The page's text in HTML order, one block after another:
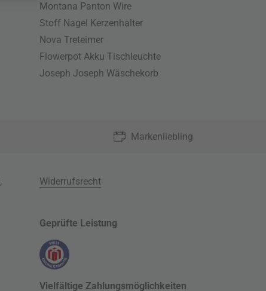
Montana Panton Wire
Stoff Nagel Kerzenhalter
Nova Treteimer
Flowerpot Akku Tischleuchte
Joseph Joseph Wäschekorb
Markenliebling
,
Widerrufsrecht
Geprüfte Leistung
Vielfältige Zahlungsmöglichkeiten